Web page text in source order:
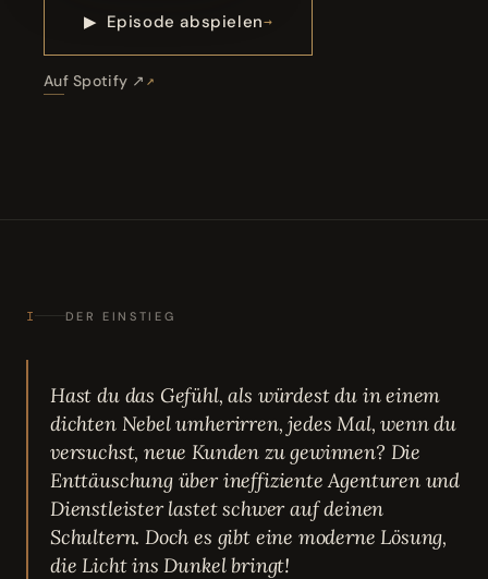
▶ Episode abspielen
Auf Spotify ↗
I DER EINSTIEG
Hast du das Gefühl, als würdest du in einem
dichten Nebel umherirren, jedes Mal, wenn du
versuchst, neue Kunden zu gewinnen? Die
Enttäuschung über ineffiziente Agenturen und
Dienstleister lastet schwer auf deinen
Schultern. Doch es gibt eine moderne Lösung,
die Licht ins Dunkel bringt!